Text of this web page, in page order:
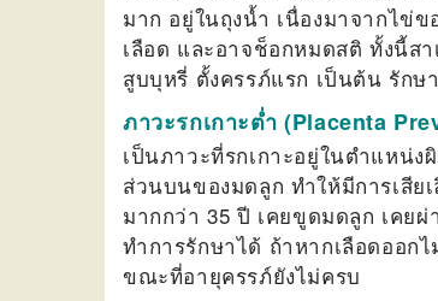
มาก อยู่ในถุงน้ำ เนื่องมาจากไข่
เลือด และอาจช็อกหมดสติ ทั้งนี้ส
สูบบุหรี่ ตั้งครรภ์แรก เป็นต้น รักษ
ภาวะรกเกาะต่ำ (Placenta
เป็นภาวะที่รกเกาะอยู่ในตำแหน่
ส่วนบนของมดลูก ทำให้มีการเสีย
มากกว่า 35 ปี เคยขูดมดลูก เคย
ทำการรักษาได้ ถ้าหากเลือดออก
ขณะที่อายุครรภ์ยังไม่ครบ